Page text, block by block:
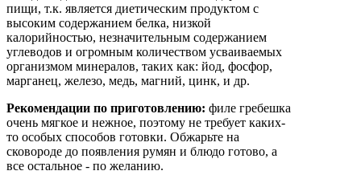
пищи, т.к. является диетическим продуктом с
высоким содержанием белка, низкой
калорийностью, незначительным содержанием
углеводов и огромным количеством усваиваемых
организмом минералов, таких как: йод, фосфор,
марганец, железо, медь, магний, цинк, и др.
Рекомендации по приготовлению: филе гребешка
очень мягкое и нежное, поэтому не требует каких-
то особых способов готовки. Обжарьте на
сковороде до появления румян и блюдо готово, а
все остальное - по желанию.